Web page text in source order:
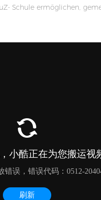
Schule ermöglichen,